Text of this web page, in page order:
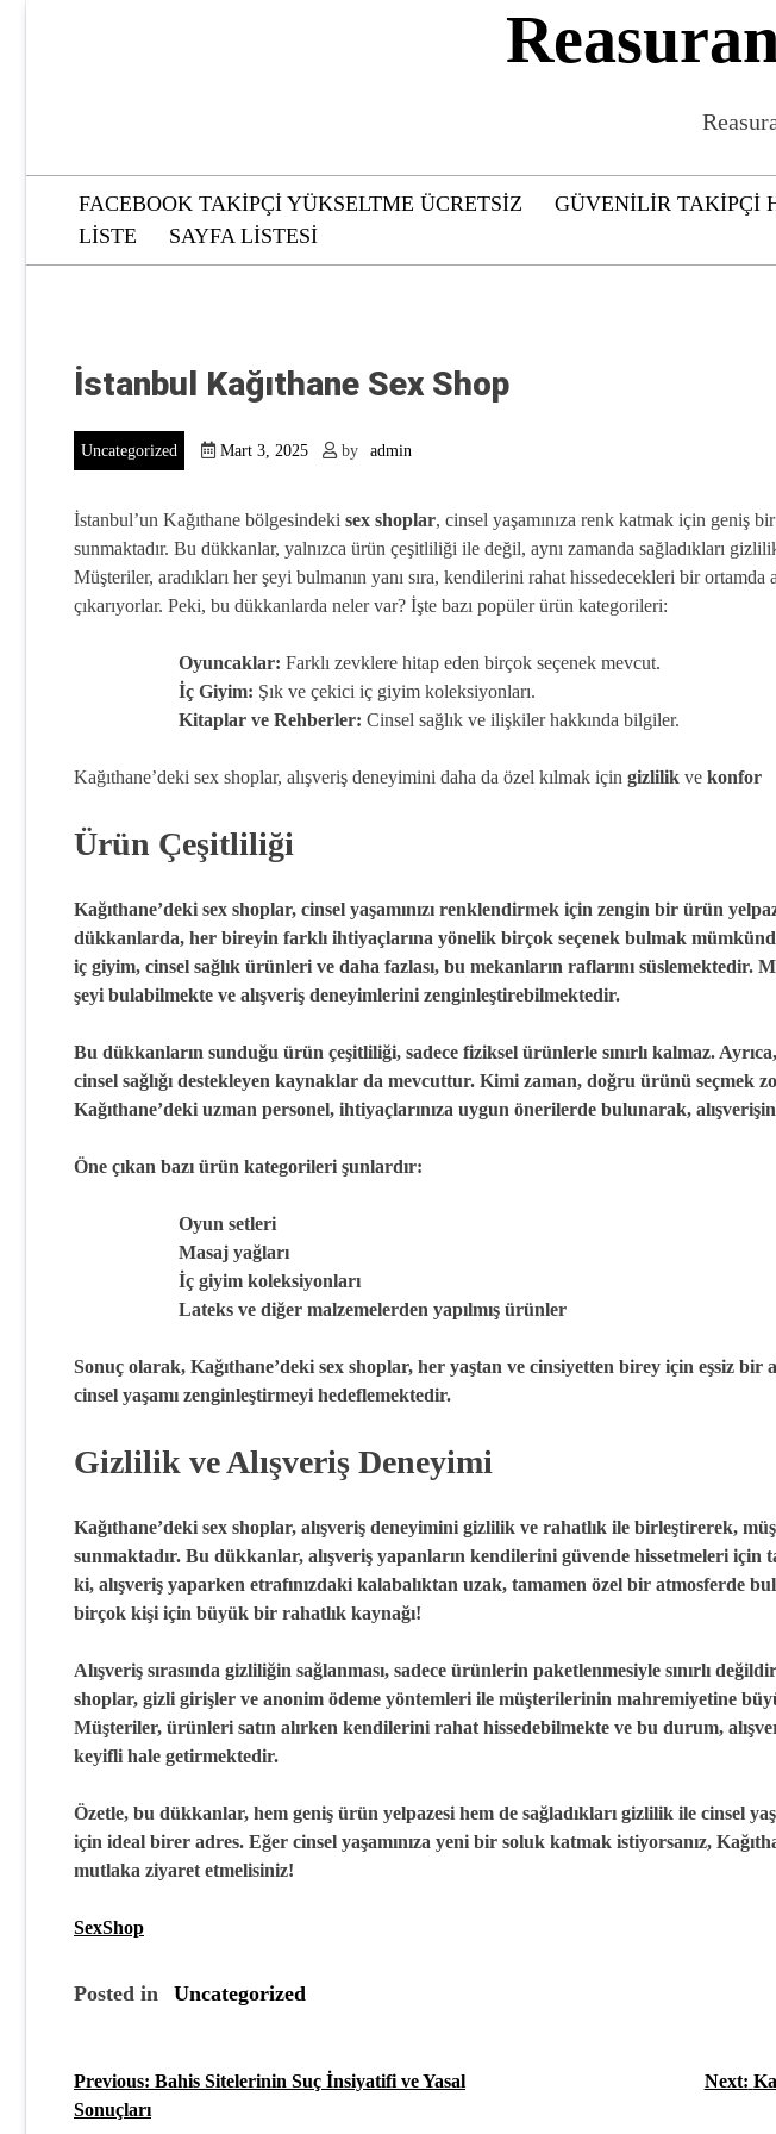
FACEBOOK TAKIPÇI YÜKSELTME ÜCRETSIZ GÜVENILIR TAKIPÇI
LISTE
SAYFA LISTESI
İstanbul Kağıthane Sex Shop
Uncategorized Mart 3, 2025 by admin
İstanbul’un Kağıthane bölgesindeki sex shoplar, cinsel yaşamınıza renk katmak için geniş
sunmaktadır. Bu dükkanlar, yalnızca ürün çeşitliliği ile değil, aynı zamanda sağladıkları
Müşteriler, aradıkları her şeyi bulmanın yanı sıra, kendilerini rahat hissedecekleri bir ortamda
çıkarıyorlar. Peki, bu dükkanlarda neler var? İşte bazı popüler ürün kategorileri:
Oyuncaklar: Farklı zevklere hitap eden birçok seçenek mevcut.
İç Giyim: Şık ve çekici iç giyim koleksiyonları.
Kitaplar ve Rehberler: Cinsel sağlık ve ilişkiler hakkında bilgiler.
Kağıthane’deki sex shoplar, alışveriş deneyimini daha da özel kılmak için gizlilik ve konfor
Ürün Çeşitliliği
Kağıthane’deki sex shoplar, cinsel yaşamınızı renklendirmek için zengin bir ürün
dükkanlarda, her bireyin farklı ihtiyaçlarına yönelik birçok seçenek bulmak
iç giyim, cinsel sağlık ürünleri ve daha fazlası, bu mekanların raflarını süslemektedir.
şeyi bulabilmekte ve alışveriş deneyimlerini zenginleştirebilmektedir.
Bu dükkanların sunduğu ürün çeşitliliği, sadece fiziksel ürünlerle sınırlı kalmaz. Ayrıca,
cinsel sağlığı destekleyen kaynaklar da mevcuttur. Kimi zaman, doğru ürünü seçmek
Kağıthane’deki uzman personel, ihtiyaçlarınıza uygun önerilerde bulunarak,
Öne çıkan bazı ürün kategorileri şunlardır:
Oyun setleri
Masaj yağları
İç giyim koleksiyonları
Lateks ve diğer malzemelerden yapılmış ürünler
Sonuç olarak, Kağıthane’deki sex shoplar, her yaştan ve cinsiyetten birey için eşsiz bir
cinsel yaşamı zenginleştirmeyi hedeflemektedir.
Gizlilik ve Alışveriş Deneyimi
Kağıthane’deki sex shoplar, alışveriş deneyimini gizlilik ve rahatlık ile birleştirerek,
sunmaktadır. Bu dükkanlar, alışveriş yapanların kendilerini güvende hissetmeleri için
ki, alışveriş yaparken etrafınızdaki kalabalıktan uzak, tamamen özel bir atmosferde
birçok kişi için büyük bir rahatlık kaynağı!
Alışveriş sırasında gizliliğin sağlanması, sadece ürünlerin paketlenmesiyle sınırlı
shoplar, gizli girişler ve anonim ödeme yöntemleri ile müşterilerinin mahremiyetine
Müşteriler, ürünleri satın alırken kendilerini rahat hissedebilmekte ve bu durum,
keyifli hale getirmektedir.
Özetle, bu dükkanlar, hem geniş ürün yelpazesi hem de sağladıkları gizlilik ile cinsel
için ideal birer adres. Eğer cinsel yaşamınıza yeni bir soluk katmak istiyorsanız,
mutlaka ziyaret etmelisiniz!
SexShop
Posted in Uncategorized
Y
Previous: Bahis Sitelerinin Suç İnsiyatifi ve Yasal
Sonuçları
Next: